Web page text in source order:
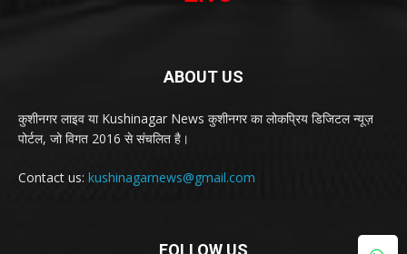
ABOUT US
कुशीनगर लाइव या Kushinagar News कुशीनगर का लोकप्रिय डिजिटल न्यूज़
पोर्टल, जो विगत 2016 से संचलित है।
Contact us: kushinagarnews@gmail.com